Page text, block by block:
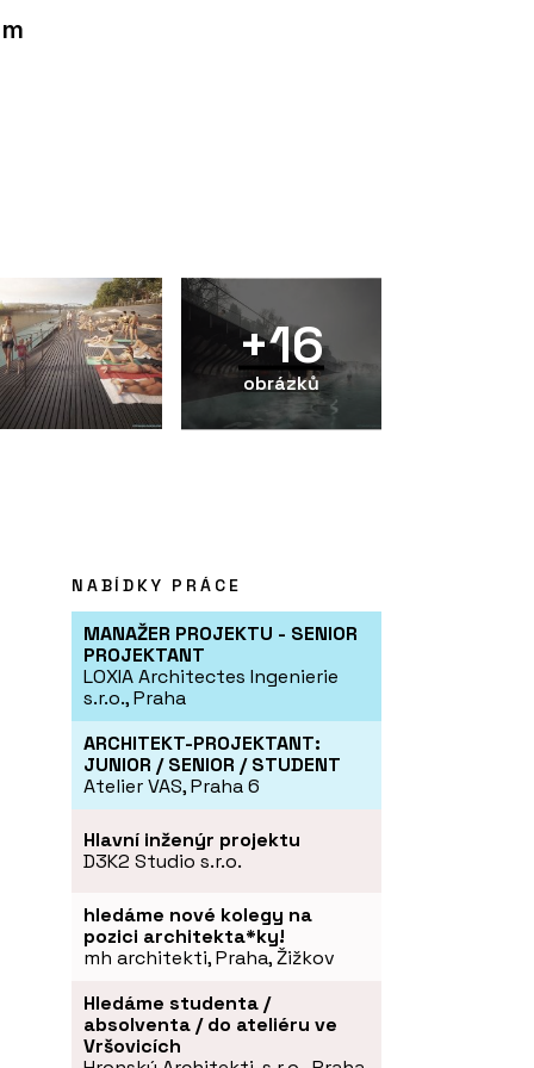
+16
obrázků
NABÍDKY PRÁCE
MANAŽER PROJEKTU - SENIOR
PROJEKTANT
LOXIA Architectes Ingenierie
s.r.o., Praha
ARCHITEKT-PROJEKTANT:
JUNIOR / SENIOR / STUDENT
Atelier VAS, Praha 6
Hlavní inženýr projektu
D3K2 Studio s.r.o.
hledáme nové kolegy na
pozici architekta*ky!
mh architekti, Praha, Žižkov
Hledáme studenta /
absolventa / do ateliéru ve
Vršovicích